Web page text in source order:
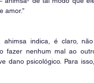
amor.”
ahimsa indica, é claro,
fazer nenhum mal ao
dano psicológico. Para